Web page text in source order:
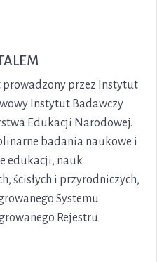
prowadzony przez Instytut
Instytut Badawczy
Edukacji Narodowej.
badania naukowe i
edukacji, nauk
ścisłych i przyrodniczych,
Systemu
Rejestru